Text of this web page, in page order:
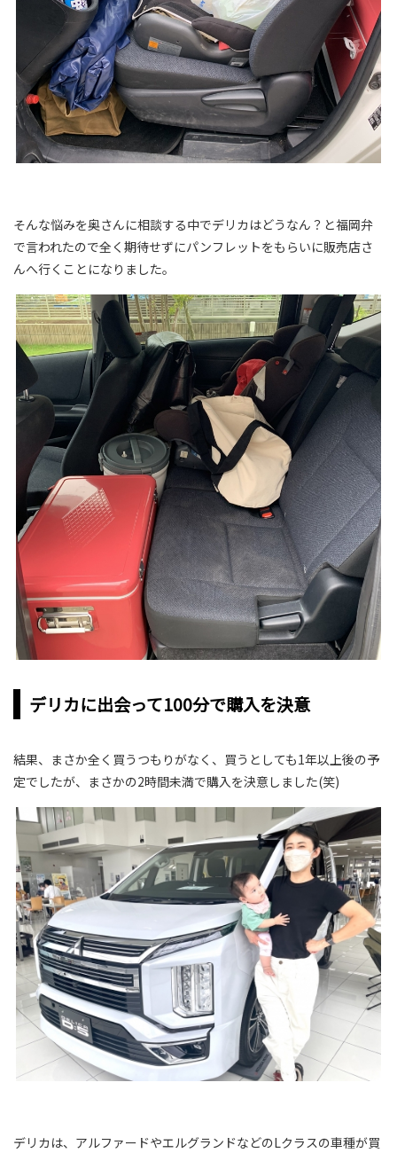
そんな悩みを奥さんに相談する中でデリカはどうなん？と福岡弁
で言われたので全く期待せずにパンフレットをもらいに販売店さ
んへ行くことになりました。
デリカに出会って100分で購入を決意
結果、まさか全く買うつもりがなく、買うとしても1年以上後の予
定でしたが、まさかの2時間未満で購入を決意しました(笑)
デリカは、アルファードやエルグランドなどのLクラスの車種が買